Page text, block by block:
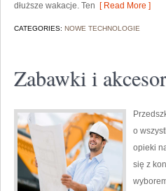
dłuższe wakacje. Ten [ Read More ]
CATEGORIES: NOWE TECHNOLOGIE
Zabawki i
o
opieki
się z